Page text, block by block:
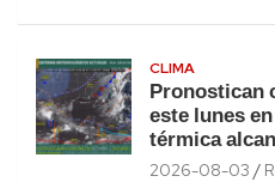
CLIMA
Pronostican
este lunes
térmica
2026-08-03